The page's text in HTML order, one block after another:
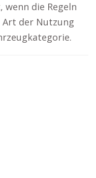
wenn die Regeln
Art der Nutzung